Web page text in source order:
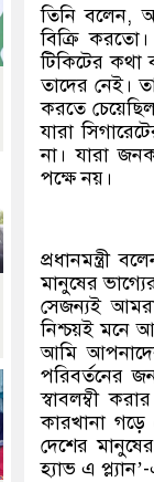
তিনি বলেন,
বিক্রি
টিকিটের
তাদের নেই।
করতে
যারা
না। যারা
পক্ষে নয়।
প্রধানমন্ত্রী
মানুষের
সেজন্যই
নিশ্চয়ই মনে
আমি
পরিবর্তনের
স্বাবলম্বী
কারখানা
দেশের
হ্যাভ এ